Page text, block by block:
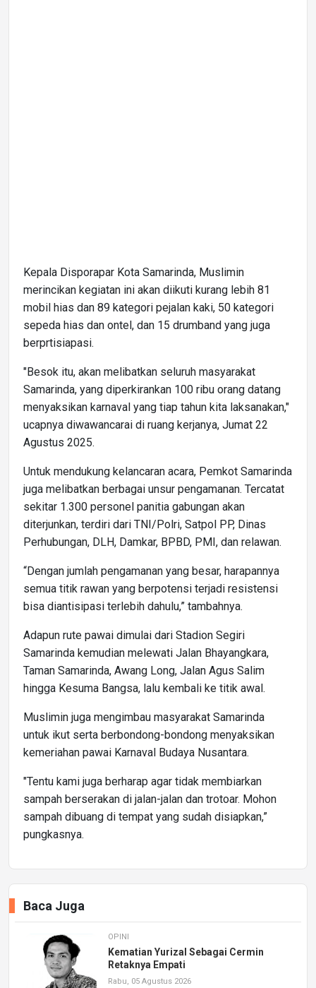
Kepala Disporapar Kota Samarinda, Muslimin
merincikan kegiatan ini akan diikuti kurang lebih 81
mobil hias dan 89 kategori pejalan kaki, 50 kategori
sepeda hias dan ontel, dan 15 drumband yang juga
berprtisiapasi.
"Besok itu, akan melibatkan seluruh masyarakat
Samarinda, yang diperkirankan 100 ribu orang datang
menyaksikan karnaval yang tiap tahun kita laksanakan,"
ucapnya diwawancarai di ruang kerjanya, Jumat 22
Agustus 2025.
Untuk mendukung kelancaran acara, Pemkot Samarinda
juga melibatkan berbagai unsur pengamanan. Tercatat
sekitar 1.300 personel panitia gabungan akan
diterjunkan, terdiri dari TNI/Polri, Satpol PP, Dinas
Perhubungan, DLH, Damkar, BPBD, PMI, dan relawan.
“Dengan jumlah pengamanan yang besar, harapannya
semua titik rawan yang berpotensi terjadi resistensi
bisa diantisipasi terlebih dahulu,” tambahnya.
Adapun rute pawai dimulai dari Stadion Segiri
Samarinda kemudian melewati Jalan Bhayangkara,
Taman Samarinda, Awang Long, Jalan Agus Salim
hingga Kesuma Bangsa, lalu kembali ke titik awal.
Muslimin juga mengimbau masyarakat Samarinda
untuk ikut serta berbondong-bondong menyaksikan
kemeriahan pawai Karnaval Budaya Nusantara.
"Tentu kami juga berharap agar tidak membiarkan
sampah berserakan di jalan-jalan dan trotoar. Mohon
sampah dibuang di tempat yang sudah disiapkan,”
pungkasnya.
Baca Juga
OPINI
Kematian Yurizal Sebagai Cermin
Retaknya Empati
Rabu, 05 Agustus 2026